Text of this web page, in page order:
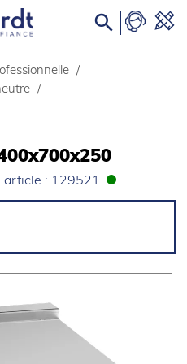

/
/
article : 129521